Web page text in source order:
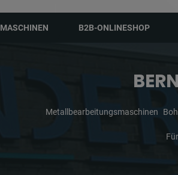
MASCHINEN B2B-ONLINESHOP
Metallbearbeitungsmaschinen